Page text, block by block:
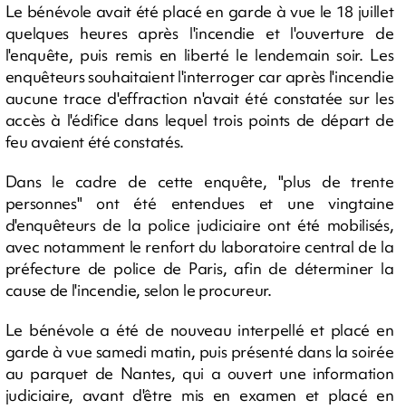
Le bénévole avait été placé en garde à vue le 18 juillet
quelques heures après l'incendie et l'ouverture de
l'enquête, puis remis en liberté le lendemain soir. Les
enquêteurs souhaitaient l'interroger car après l'incendie
aucune trace d'effraction n'avait été constatée sur les
accès à l'édifice dans lequel trois points de départ de
feu avaient été constatés.
Dans le cadre de cette enquête, "plus de trente
personnes" ont été entendues et une vingtaine
d'enquêteurs de la police judiciaire ont été mobilisés,
avec notamment le renfort du laboratoire central de la
préfecture de police de Paris, afin de déterminer la
cause de l'incendie, selon le procureur.
Le bénévole a été de nouveau interpellé et placé en
garde à vue samedi matin, puis présenté dans la soirée
au parquet de Nantes, qui a ouvert une information
judiciaire, avant d'être mis en examen et placé en